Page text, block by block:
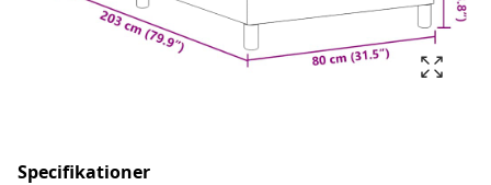
Specifikationer